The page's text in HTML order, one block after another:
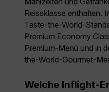
Reiseklasse enthalten.
Taste-the-World-
Premium Economy
Premium-Menü und in
the-World-Gourmet-
Welche Inflight-